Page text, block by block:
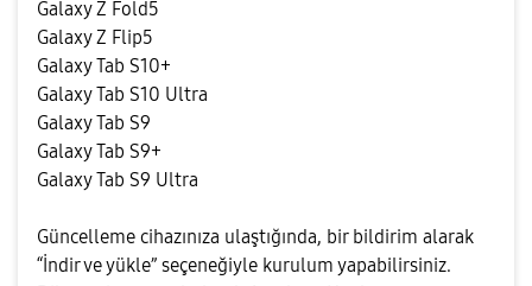
Galaxy Z Fold5
Galaxy Z Flip5
Galaxy Tab S10+
Galaxy Tab S10 Ultra
Galaxy Tab S9
Galaxy Tab S9+
Galaxy Tab S9 Ultra
Güncelleme cihazınıza ulaştığında, bir bildirim alarak
“İndir ve yükle” seçeneğiyle kurulum yapabilirsiniz.